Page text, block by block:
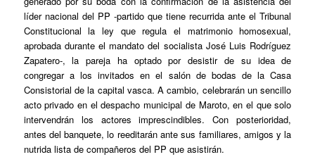
líder nacional del PP -partido que tiene recurrida ante el Tribunal
Constitucional la ley que regula el matrimonio homosexual,
aprobada durante el mandato del socialista José Luis Rodríguez
Zapatero-, la pareja ha optado por desistir de su idea de
congregar a los invitados en el salón de bodas de la Casa
Consistorial de la capital vasca. A cambio, celebrarán un sencillo
acto privado en el despacho municipal de Maroto, en el que solo
intervendrán los actores imprescindibles. Con posterioridad,
antes del banquete, lo reeditarán ante sus familiares, amigos y la
nutrida lista de compañeros del PP que asistirán.